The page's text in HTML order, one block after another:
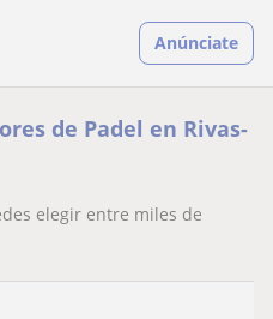
Anúnciate
de Padel en Rivas-
elegir entre miles de